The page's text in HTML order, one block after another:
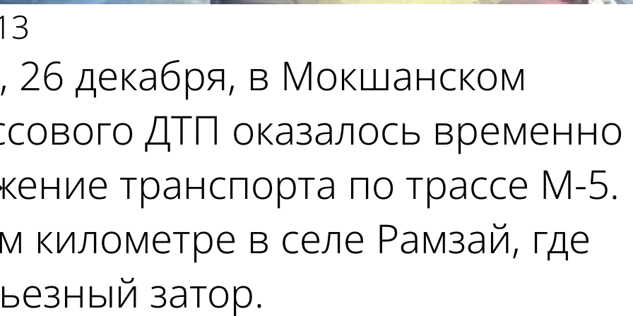
26 декабря, в Мокшанском
ДТП оказалось временно
транспорта по трассе М-5.
километре в селе Рамзай, где
затор.